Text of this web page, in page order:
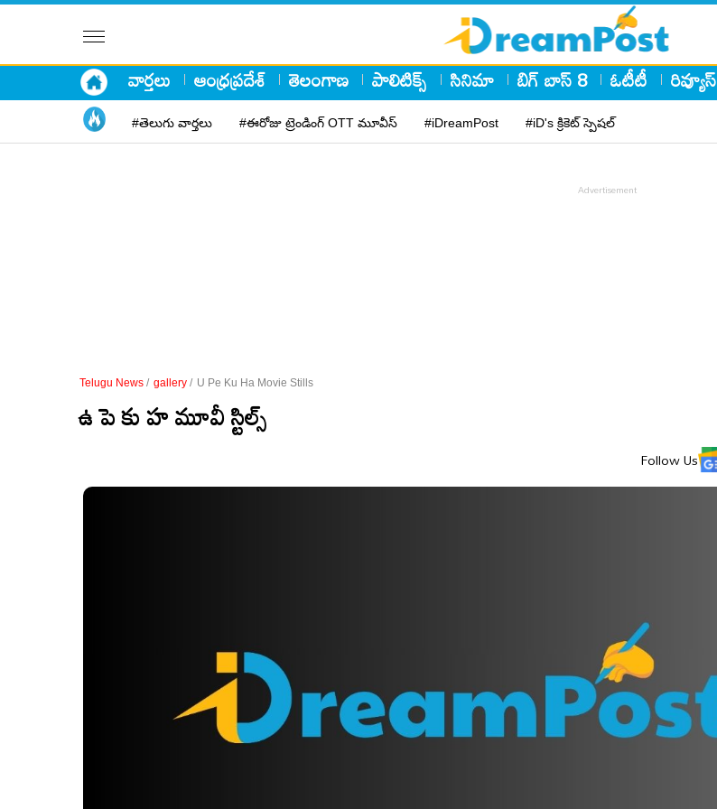
వార్తలు ఆంధ్రప్రదేశ్ తెలంగాణ పాలిటిక్స్ సినిమా బిగ్ బాస్ 8 ఓటీటీ రివ్యూస్
#తెలుగు వార్తలు #ఈరోజు ట్రెండింగ్ OTT మూవీస్ #iDreamPost #iD's క్రికెట్ స్పెషల్
Telugu News / gallery / U Pe Ku Ha Movie Stills
ఉ పె కు హ మూవీ స్టిల్స్
Follow Us